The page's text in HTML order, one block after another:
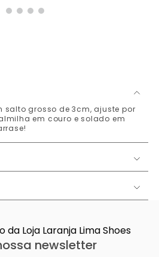
salto grosso de 3cm, ajuste por
em couro e solado em
newsletter